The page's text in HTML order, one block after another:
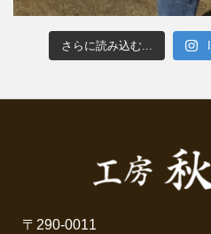
さらに読み込む...
〒290-0011